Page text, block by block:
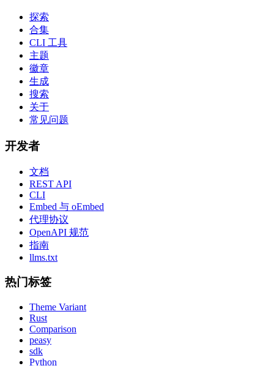
探索
合集
CLI 工具
主题
徽章
生成
搜索
关于
常见问题
开发者
文档
REST API
CLI
Embed 与 oEmbed
代理协议
OpenAPI 规范
指南
llms.txt
热门标签
Theme Variant
Rust
Comparison
peasy
sdk
Python